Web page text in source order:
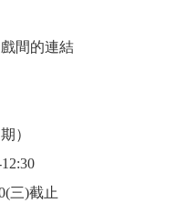
間的連結
）
三)截止